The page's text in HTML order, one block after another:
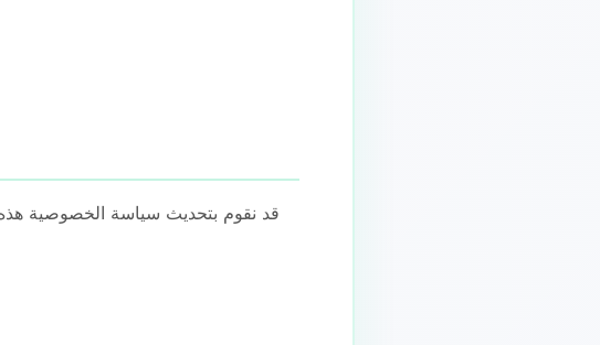
قد نقوم بتحديث سياسة الخصوصية